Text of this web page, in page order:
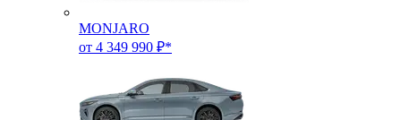
MONJARO
от 4 349 990 ₽*